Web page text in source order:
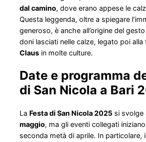
dal camino, dove erano appese le
Questa leggenda, oltre a spiegare
generoso, è anche all’origine del
doni lasciati nelle calze, legato poi alla
Claus in molte culture.
Date e programma
di San Nicola a Bari
La Festa di San Nicola 2025 si svolge
maggio, ma gli eventi collegati
seconda metà di aprile. In particolare,